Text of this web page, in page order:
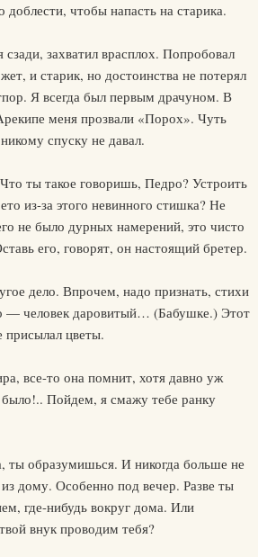
чтобы напасть на старика.
захватил врасплох. Попробовал
и старик, но достоинства не потерял
Я всегда был первым драчуном. В
меня прозвали «Порох». Чуть
спуску не давал.
ты такое говоришь, Педро? Устроить
из-за этого невинного стишка? Не
не было дурных намерений, это чисто
его, говорят, он настоящий бретер.
дело. Впрочем, надо признать, стихи
— человек даровитый… (Бабушке.) Этот
присылал цветы.
все-то она помнит, хотя давно уж
было!.. Пойдем, я смажу тебе ранку
ты образумишься. И никогда больше не
дому. Особенно под вечер. Разве ты
где-нибудь вокруг дома. Или
внук проводим тебя?